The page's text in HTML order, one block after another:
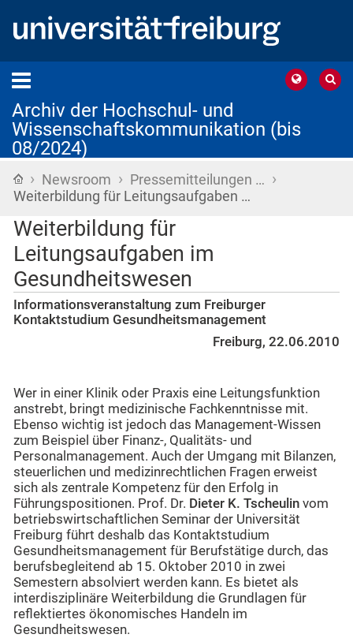
Archiv der Hochschul- und
Wissenschaftskommunikation (bis
08/2024)
Startseite
› Newsroom › Pressemitteilungen … ›
Weiterbildung für Leitungsaufgaben …
Weiterbildung für
Leitungsaufgaben im
Gesundheitswesen
Informationsveranstaltung zum Freiburger
Kontaktstudium Gesundheitsmanagement
Freiburg, 22.06.2010
Wer in einer Klinik oder Praxis eine Leitungsfunktion
anstrebt, bringt medizinische Fachkenntnisse mit.
Ebenso wichtig ist jedoch das Management-Wissen
zum Beispiel über Finanz-, Qualitäts- und
Personalmanagement. Auch der Umgang mit Bilanzen,
steuerlichen und medizinrechtlichen Fragen erweist
sich als zentrale Kompetenz für den Erfolg in
Führungspositionen. Prof. Dr. Dieter K. Tscheulin vom
betriebswirtschaftlichen Seminar der Universität
Freiburg führt deshalb das Kontaktstudium
Gesundheitsmanagement für Berufstätige durch, das
berufsbegleitend ab 15. Oktober 2010 in zwei
Semestern absolviert werden kann. Es bietet als
interdisziplinäre Weiterbildung die Grundlagen für
reflektiertes ökonomisches Handeln im
Gesundheitswesen.